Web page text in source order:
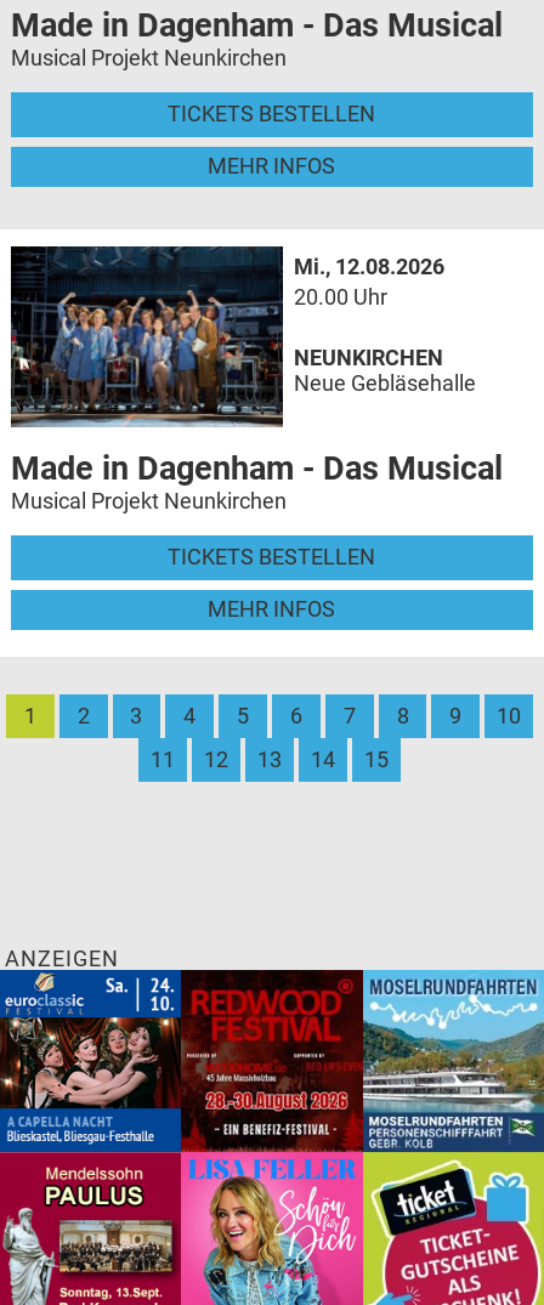
Made in Dagenham - Das Musical
Musical Projekt Neunkirchen
TICKETS BESTELLEN
MEHR INFOS
Mi., 12.08.2026
20.00 Uhr
Made in Dagenham - Das Musical
Musical Projekt Neunkirchen
TICKETS BESTELLEN
MEHR INFOS
NEUNKIRCHEN
Neue Gebläsehalle
1 2 3 4 5 6 7 8 9
10
11
12 13 14 15
ANZEIGEN